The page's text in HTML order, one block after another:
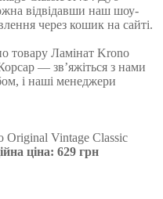
відвідавши наш шоу-
через кошик на сайті.
товару Ламінат Krono
— зв’яжіться з нами
і наші менеджери
Original Vintage Classic
ціна: 629 грн